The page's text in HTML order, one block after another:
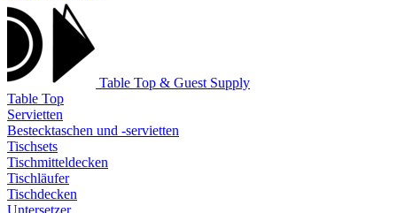
Table Top & Guest Supply
Table Top
Servietten
Bestecktaschen und -servietten
Tischsets
Tischmitteldecken
Tischläufer
Tischdecken